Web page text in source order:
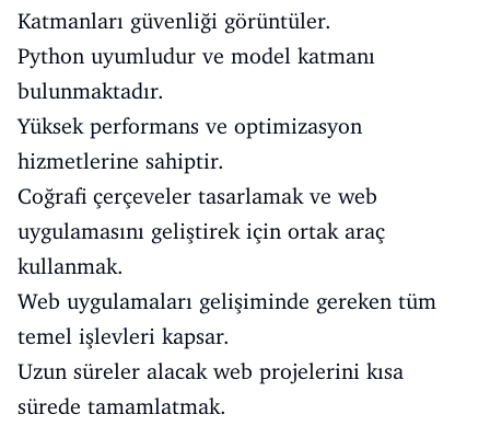
Katmanları güvenliği görüntüler.
Python uyumludur ve model katmanı
bulunmaktadır.
Yüksek performans ve optimizasyon
hizmetlerine sahiptir.
Coğrafi çerçeveler tasarlamak ve web
uygulamasını geliştirek için ortak araç
kullanmak.
Web uygulamaları gelişiminde gereken tüm
temel işlevleri kapsar.
Uzun süreler alacak web projelerini kısa
sürede tamamlatmak.